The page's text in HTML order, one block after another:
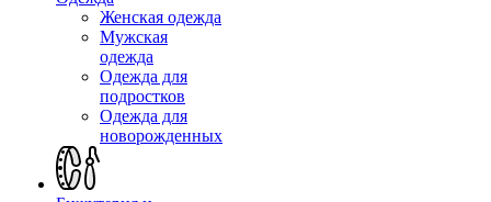
Женская одежда
Мужская
одежда
Одежда для
подростков
Одежда для
новорожденных